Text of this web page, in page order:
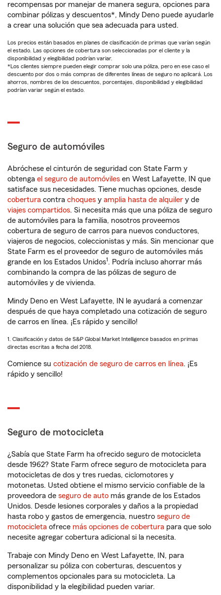
recompensas por manejar de manera segura, opciones para
combinar pólizas y descuentos*, Mindy Deno puede ayudarle
a crear una solución que sea adecuada para usted.
Los precios están basados en planes de clasificación de primas que varían según
el estado. Las opciones de cobertura son seleccionadas por el cliente y la
disponibilidad y elegibilidad podrían variar.
*Los clientes siempre pueden elegir comprar solo una póliza, pero en ese caso el
descuento por dos o más compras de diferentes líneas de seguro no aplicará. Los
ahorros, nombres de los descuentos, porcentajes, disponibilidad y elegibilidad
podrían variar según el estado.
Seguro de automóviles
Abróchese el cinturón de seguridad con State Farm y
obtenga el seguro de automóviles en West Lafayette, IN que
satisface sus necesidades. Tiene muchas opciones, desde
cobertura contra choques y amplia hasta de alquiler y de
viajes compartidos. Si necesita más que una póliza de seguro
de automóviles para la familia, nosotros proveemos
cobertura de seguro de carros para nuevos conductores,
viajeros de negocios, coleccionistas y más. Sin mencionar que
State Farm es el proveedor de seguro de automóviles más
grande en los Estados Unidos1. Podría incluso ahorrar más
combinando la compra de las pólizas de seguro de
automóviles y de vivienda.
Mindy Deno en West Lafayette, IN le ayudará a comenzar
después de que haya completado una cotización de seguro
de carros en línea. ¡Es rápido y sencillo!
1. Clasificación y datos de S&P Global Market Intelligence basados en primas
directas escritas a fecha del 2018.
Comience su cotización de seguro de carros en línea. ¡Es
rápido y sencillo!
Seguro de motocicleta
¿Sabía que State Farm ha ofrecido seguro de motocicleta
desde 1962? State Farm ofrece seguro de motocicleta para
motocicletas de dos y tres ruedas, ciclomotores y
motonetas. Usted obtiene el mismo servicio confiable de la
proveedora de seguro de auto más grande de los Estados
Unidos. Desde lesiones corporales y daños a la propiedad
hasta robo y gastos de emergencia, nuestro seguro de
motocicleta ofrece más opciones de cobertura para que solo
necesite agregar cobertura adicional si la necesita.
Trabaje con Mindy Deno en West Lafayette, IN, para
personalizar su póliza con coberturas, descuentos y
complementos opcionales para su motocicleta. La
disponibilidad y la elegibilidad pueden variar.